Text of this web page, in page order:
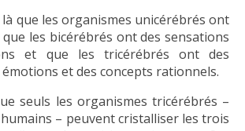
là que les organismes unicérébrés ont
les bicérébrés ont des sensations
et que les tricérébrés ont des
et des concepts rationnels.
seuls les organismes tricérébrés –
– peuvent cristalliser les trois